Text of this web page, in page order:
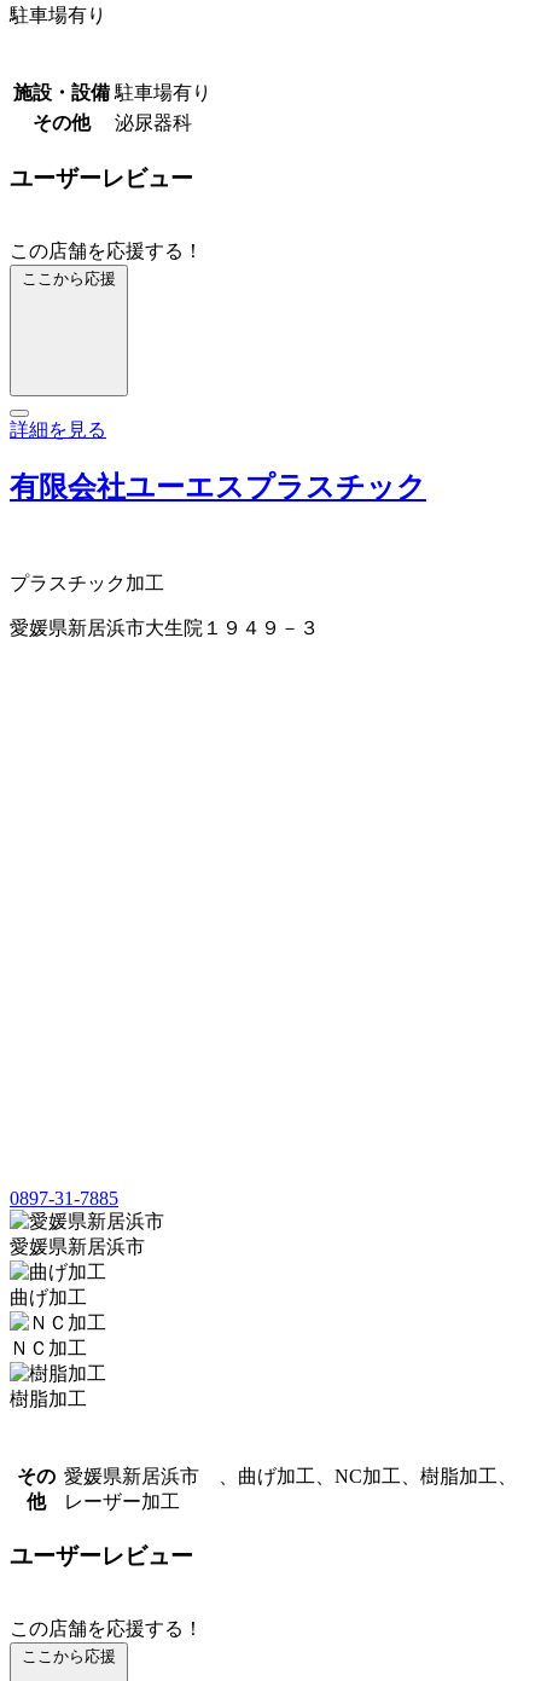
駐車場有り
施設・設備 駐車場有り
その他
泌尿器科
ユーザーレビュー
この店舗を応援する！
ここから応援
詳細を見る
有限会社ユーエスプラスチック
プラスチック加工
愛媛県新居浜市大生院１９４９－３
0897-31-7885
愛媛県新居浜市
曲げ加工
ＮＣ加工
樹脂加工
その
他
愛媛県新居浜市 、曲げ加工、NC加工、樹脂加工、
レーザー加工
ユーザーレビュー
この店舗を応援する！
ここから応援